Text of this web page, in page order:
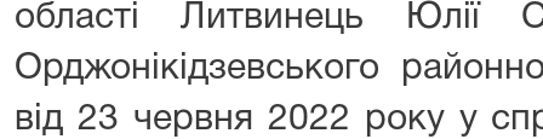
області Литвинець Юлії
Орджонікідзевського
від 23 червня 2022 року у